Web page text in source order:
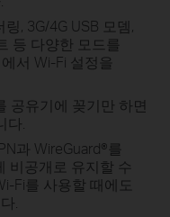
링, 3G/4G USB 모뎀,
등 다양한 모드를
서 Wi-Fi 설정을
공유기에 꽂기만 하면
다.
과 WireGuard®를
비공개로 유지할 수
Fi를 사용할 때에도
.